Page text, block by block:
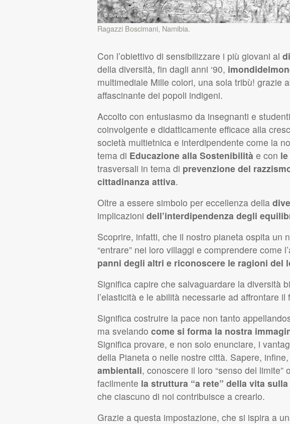
Ragazzi Boscimani, Namibia.
Con l’obiettivo di sensibilizzare i più giovani al
della diversità, fin dagli anni ‘90,
multimediale Mille colori, una sola tribù! grazie
affascinante dei popoli indigeni.
Accolto con entusiasmo da insegnanti e
coinvolgente e didatticamente efficace alla
società multietnica e interdipendente come la
tema di Educazione alla Sostenibilità e con
trasversali in tema di prevenzione del
cittadinanza attiva.
Oltre a essere simbolo per eccellenza della
implicazioni dell’interdipendenza degli
Scoprire, infatti, che il nostro pianeta ospita un
“entrare” nei loro villaggi e comprendere come
panni degli altri e riconoscere le ragioni del
Significa capire che salvaguardare la diversità
l’elasticità e le abilità necessarie ad affrontare
Significa costruire la pace non tanto
ma svelando come si forma la nostra
Significa provare, e non solo enunciare, i
della Pianeta o nelle nostre città. Sapere,
ambientali, conoscere il loro “senso del
facilmente la struttura “a rete” della vita
che ciascuno di noi contribuisce a crearlo.
Grazie a questa impostazione, che si ispira a